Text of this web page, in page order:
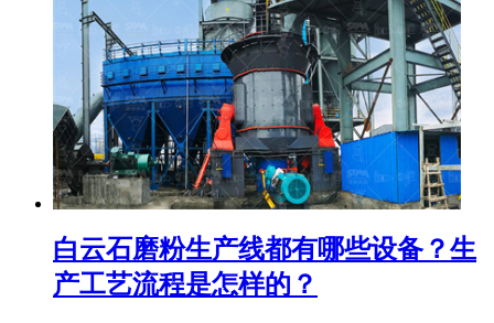
白云石磨粉生产线都有哪些设备？生
产工艺流程是怎样的？